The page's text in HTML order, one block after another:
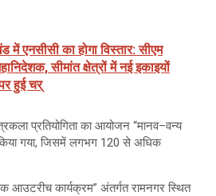
में एनसीसी का होगा विस्तार: सीएम
सीमांत क्षेत्रों में नई इकाइयों
हुई चर्
प्रतियोगिता का आयोजन “मानव–वन्य
गया, जिसमें लगभग 120 से अधिक
आउटरीच कार्यक्रम” अंतर्गत रामनगर स्थित